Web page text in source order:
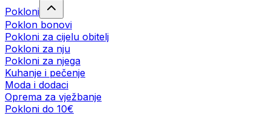
Pokloni
Poklon bonovi
Pokloni za cijelu obitelj
Pokloni za nju
Pokloni za njega
Kuhanje i pečenje
Moda i dodaci
Oprema za vježbanje
Pokloni do 10€